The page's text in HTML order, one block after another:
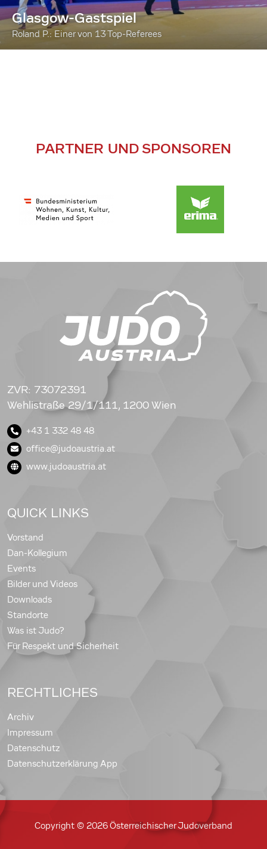
Glasgow-Gastspiel
Roland P.: Einer von 13 Top-Referees
PARTNER UND SPONSOREN
ZVR: 73072391
Wehlistraße 29/1/111, 1200 Wien
+43 1 332 48 48
office@judoaustria.at
www.judoaustria.at
QUICK LINKS
Vorstand
Dan-Kollegium
Events
Bilder und Videos
Downloads
Standorte
Was ist Judo?
Für Respekt und Sicherheit
RECHTLICHES
Archiv
Impressum
Datenschutz
Datenschutzerklärung App
Copyright © 2026 Österreichischer Judoverband